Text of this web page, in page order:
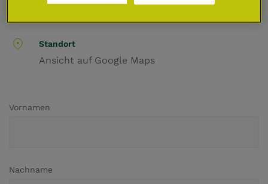
Standort
Ansicht auf Google Maps
Vornamen
Nachname